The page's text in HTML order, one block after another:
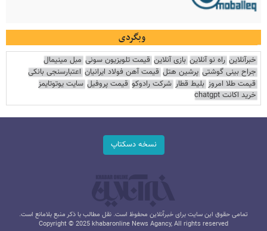
وبگردی
خبرآنلاین راه نو آنلاین بازی آنلاین قیمت تلویزیون سونی مبل مینیمال
جراح بینی گوشتی پرشین هتل قیمت آهن فولاد ایرانیان اعتبارسنجی بانکی
قیمت طلا امروز بلیط قطار شرکت رادوکو قیمت پروفیل سایت یوتوتایمز
خرید اکانت chatgpt
نسخه دسکتاپ
تمامی حقوق این سایت برای خبرآنلاین محفوظ است. نقل مطالب با ذکر منبع بلامانع است.
Copyright © 2025 khabaronline News Agancy, All rights reserved